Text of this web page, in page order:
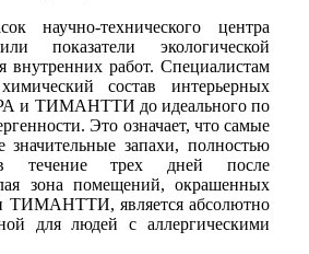
научно-технического центра
показатели экологической
внутренних работ. Специалистам
состав интерьерных
и ТИМАНТТИ до идеального по
Это означает, что самые
запахи, полностью
в течение трех дней после
зона помещений, окрашенных
ТИМАНТТИ, является абсолютно
для людей с аллергическими